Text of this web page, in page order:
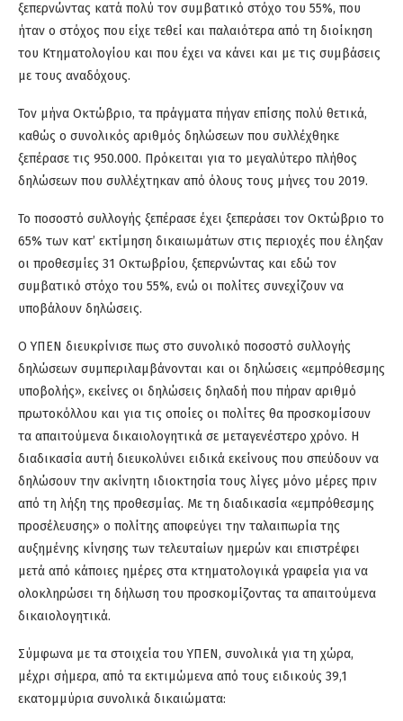
ξεπερνώντας κατά πολύ τον συμβατικό στόχο του 55%, που
ήταν ο στόχος που είχε τεθεί και παλαιότερα από τη διοίκηση
του Κτηματολογίου και που έχει να κάνει και με τις συμβάσεις
με τους αναδόχους.
Τον μήνα Οκτώβριο, τα πράγματα πήγαν επίσης πολύ θετικά,
καθώς ο συνολικός αριθμός δηλώσεων που συλλέχθηκε
ξεπέρασε τις 950.000. Πρόκειται για το μεγαλύτερο πλήθος
δηλώσεων που συλλέχτηκαν από όλους τους μήνες του 2019.
Το ποσοστό συλλογής ξεπέρασε έχει ξεπεράσει τον Οκτώβριο το
65% των κατ’ εκτίμηση δικαιωμάτων στις περιοχές που έληξαν
οι προθεσμίες 31 Οκτωβρίου, ξεπερνώντας και εδώ τον
συμβατικό στόχο του 55%, ενώ οι πολίτες συνεχίζουν να
υποβάλουν δηλώσεις.
Ο ΥΠΕΝ διευκρίνισε πως στο συνολικό ποσοστό συλλογής
δηλώσεων συμπεριλαμβάνονται και οι δηλώσεις «εμπρόθεσμης
υποβολής», εκείνες οι δηλώσεις δηλαδή που πήραν αριθμό
πρωτοκόλλου και για τις οποίες οι πολίτες θα προσκομίσουν
τα απαιτούμενα δικαιολογητικά σε μεταγενέστερο χρόνο. Η
διαδικασία αυτή διευκολύνει ειδικά εκείνους που σπεύδουν να
δηλώσουν την ακίνητη ιδιοκτησία τους λίγες μόνο μέρες πριν
από τη λήξη της προθεσμίας. Με τη διαδικασία «εμπρόθεσμης
προσέλευσης» ο πολίτης αποφεύγει την ταλαιπωρία της
αυξημένης κίνησης των τελευταίων ημερών και επιστρέφει
μετά από κάποιες ημέρες στα κτηματολογικά γραφεία για να
ολοκληρώσει τη δήλωση του προσκομίζοντας τα απαιτούμενα
δικαιολογητικά.
Σύμφωνα με τα στοιχεία του ΥΠΕΝ, συνολικά για τη χώρα,
μέχρι σήμερα, από τα εκτιμώμενα από τους ειδικούς 39,1
εκατομμύρια συνολικά δικαιώματα: